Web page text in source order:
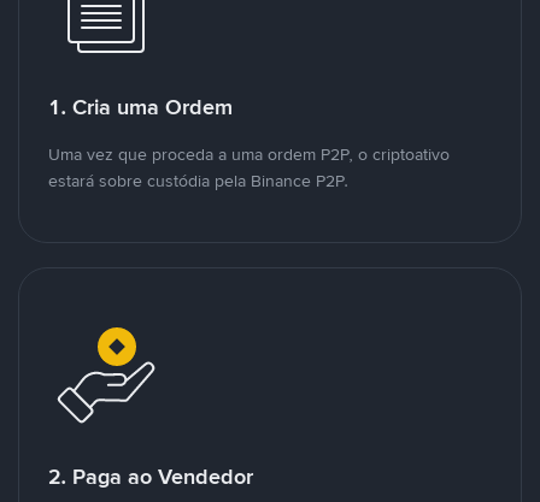
1. Cria uma Ordem
Uma vez que proceda a uma ordem P2P, o criptoativo
estará sobre custódia pela Binance P2P.
2. Paga ao Vendedor